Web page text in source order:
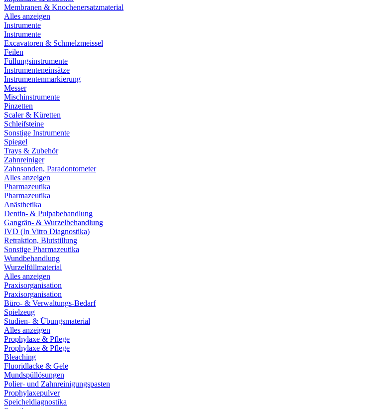
Membranen & Knochenersatzmaterial
Alles anzeigen
Instrumente
Instrumente
Excavatoren & Schmelzmeissel
Feilen
Füllungsinstrumente
Instrumenteneinsätze
Instrumentenmarkierung
Messer
Mischinstrumente
Pinzetten
Scaler & Küretten
Schleifsteine
Sonstige Instrumente
Spiegel
Trays & Zubehör
Zahnreiniger
Zahnsonden, Paradontometer
Alles anzeigen
Pharmazeutika
Pharmazeutika
Anästhetika
Dentin- & Pulpabehandlung
Gangrän- & Wurzelbehandlung
IVD (In Vitro Diagnostika)
Retraktion, Blutstillung
Sonstige Pharmazeutika
Wundbehandlung
Wurzelfüllmaterial
Alles anzeigen
Praxisorganisation
Praxisorganisation
Büro- & Verwaltungs-Bedarf
Spielzeug
Studien- & Übungsmaterial
Alles anzeigen
Prophylaxe & Pflege
Prophylaxe & Pflege
Bleaching
Fluoridlacke & Gele
Mundspüllösungen
Polier- und Zahnreinigungspasten
Prophylaxepulver
Speicheldiagnostika